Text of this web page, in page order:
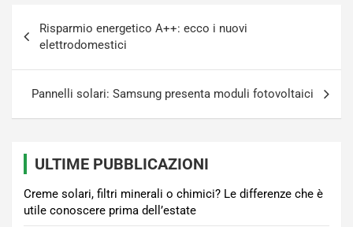
articoli
Risparmio energetico A++: ecco i nuovi
elettrodomestici
Pannelli solari: Samsung presenta moduli fotovoltaici
ULTIME PUBBLICAZIONI
Creme solari, filtri minerali o chimici? Le differenze che è
utile conoscere prima dell’estate